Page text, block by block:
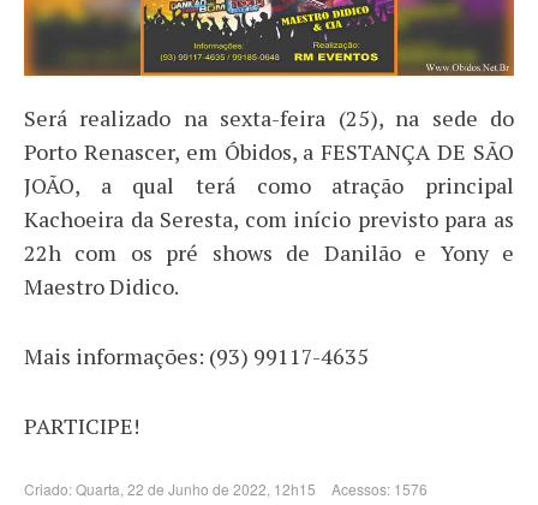
Será realizado na sexta-feira (25), na sede do
Porto Renascer, em Óbidos, a FESTANÇA DE SÃO
JOÃO, a qual terá como atração principal
Kachoeira da Seresta, com início previsto para as
22h com os pré shows de Danilão e Yony e
Maestro Didico.
Mais informações: (93) 99117-4635
PARTICIPE!
Criado: Quarta, 22 de Junho de 2022, 12h15 Acessos: 1576